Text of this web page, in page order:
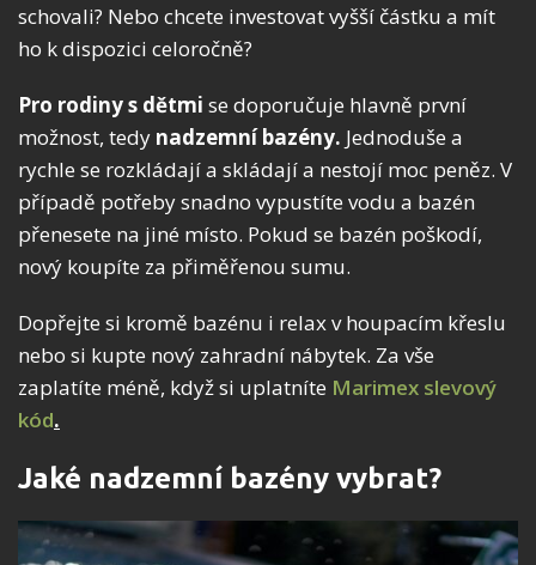
schovali? Nebo chcete investovat vyšší částku a mít
ho k dispozici celoročně?
Pro rodiny s dětmi se doporučuje hlavně první
možnost, tedy nadzemní bazény. Jednoduše a
rychle se rozkládají a skládají a nestojí moc peněz. V
případě potřeby snadno vypustíte vodu a bazén
přenesete na jiné místo. Pokud se bazén poškodí,
nový koupíte za přiměřenou sumu.
Dopřejte si kromě bazénu i relax v houpacím křeslu
nebo si kupte nový zahradní nábytek. Za vše
zaplatíte méně, když si uplatníte Marimex slevový
kód.
Jaké nadzemní bazény vybrat?